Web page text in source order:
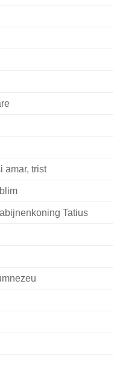
amar, trist
Tatius